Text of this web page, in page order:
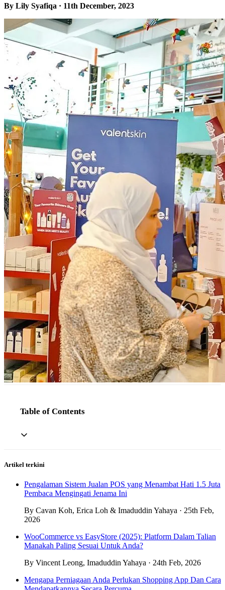
By Lily Syafiqa · 11th December, 2023
Table of Contents
Artikel terkini
Pengalaman Sistem Jualan POS yang Menambat Hati 1.5 Juta
Pembaca Mengingati Jenama Ini
By Cavan Koh, Erica Loh & Imaduddin Yahaya · 25th Feb,
2026
WooCommerce vs EasyStore (2025): Platform Dalam Talian
Manakah Paling Sesuai Untuk Anda?
By Vincent Leong, Imaduddin Yahaya · 24th Feb, 2026
Mengapa Perniagaan Anda Perlukan Shopping App Dan Cara